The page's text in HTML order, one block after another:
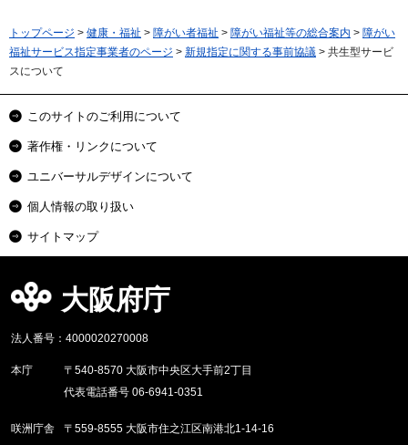
トップページ > 健康・福祉 > 障がい者福祉 > 障がい福祉等の総合案内 > 障がい
福祉サービス指定事業者のページ > 新規指定に関する事前協議 > 共生型サービ
スについて
このサイトのご利用について
著作権・リンクについて
ユニバーサルデザインについて
個人情報の取り扱い
サイトマップ
大阪府庁
法人番号：4000020270008
本庁
〒540-8570 大阪市中央区大手前2丁目
代表電話番号 06-6941-0351
咲洲庁舎
〒559-8555 大阪市住之江区南港北1-14-16